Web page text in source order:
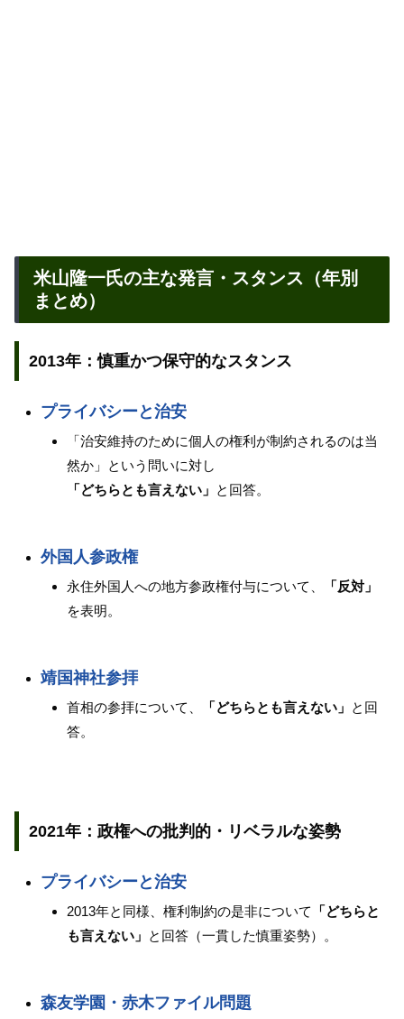
米山隆一氏の主な発言・スタンス（年別
まとめ）
2013年：慎重かつ保守的なスタンス
プライバシーと治安
「治安維持のために個人の権利が制約されるのは当
然か」という問いに対し
「どちらとも言えない」 と回答。
外国人参政権
永住外国人への地方参政権付与について、
「反対」
を表明。
靖国神社参拝
首相の参拝について、 「どちらとも言えない」 と回
答。
2021年：政権への批判的・リベラルな姿勢
プライバシーと治安
2013年と同様、権利制約の是非について
「どちらと
も言えない」 と回答（一貫した慎重姿勢）。
森友学園・赤木ファイル問題